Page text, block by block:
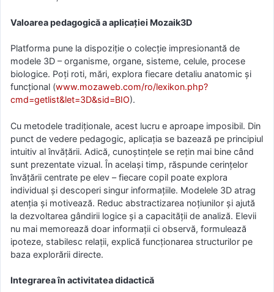
Valoarea pedagogică a aplicației Mozaik3D
Platforma pune la dispoziție o colecție impresionantă de
modele 3D – organisme, organe, sisteme, celule, procese
biologice. Poți roti, mări, explora fiecare detaliu anatomic și
funcțional (www.mozaweb.com/ro/lexikon.php?
cmd=getlist&let=3D&sid=BIO).
Cu metodele tradiționale, acest lucru e aproape imposibil. Din
punct de vedere pedagogic, aplicația se bazează pe principiul
intuitiv al învățării. Adică, cunoștințele se rețin mai bine când
sunt prezentate vizual. În același timp, răspunde cerințelor
învățării centrate pe elev – fiecare copil poate explora
individual și descoperi singur informațiile. Modelele 3D atrag
atenția și motivează. Reduc abstractizarea noțiunilor și ajută
la dezvoltarea gândirii logice și a capacității de analiză. Elevii
nu mai memorează doar informații ci observă, formulează
ipoteze, stabilesc relații, explică funcționarea structurilor pe
baza explorării directe.
Integrarea în activitatea didactică